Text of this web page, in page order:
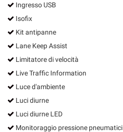
Ingresso USB
Isofix
Kit antipanne
Lane Keep Assist
Limitatore di velocità
Live Traffic Information
Luce d'ambiente
Luci diurne
Luci diurne LED
Monitoraggio pressione pneumatici